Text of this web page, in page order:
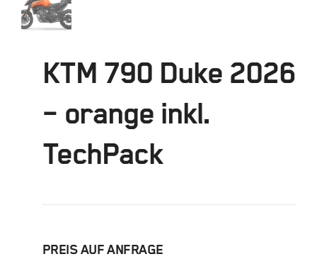
KTM 790 Duke 2026
– orange inkl.
TechPack
PREIS AUF ANFRAGE